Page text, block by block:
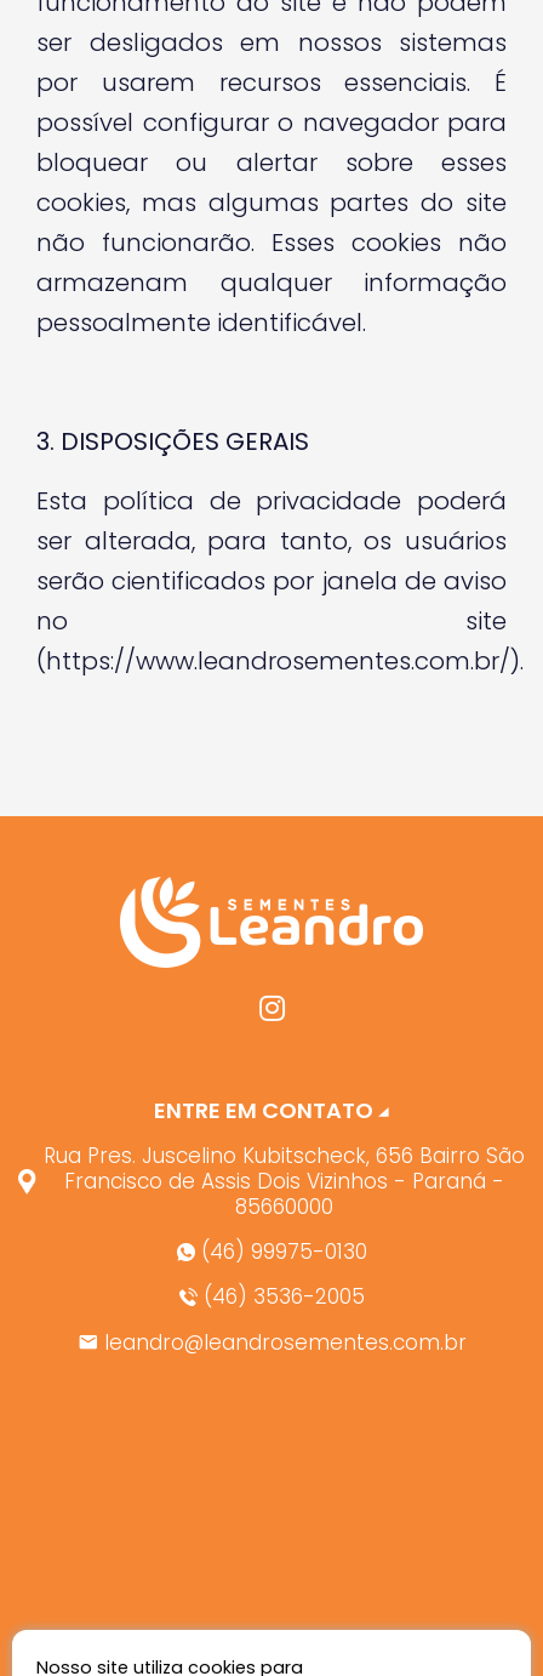
ser desligados em nossos sistemas
por usarem recursos essenciais. É
possível configurar o navegador para
bloquear ou alertar sobre esses
cookies, mas algumas partes do site
não funcionarão. Esses cookies não
armazenam qualquer informação
pessoalmente identificável.
3. DISPOSIÇÕES GERAIS
Esta política de privacidade poderá
ser alterada, para tanto, os usuários
serão cientificados por janela de aviso
no site
(https://www.leandrosementes.com.br/).
ENTRE EM CONTATO
Rua Pres. Juscelino Kubitscheck, 656 Bairro São
Francisco de Assis Dois Vizinhos - Paraná -
85660000
(46) 99975-0130
(46) 3536-2005
leandro@leandrosementes.com.br
Nosso site utiliza cookies para